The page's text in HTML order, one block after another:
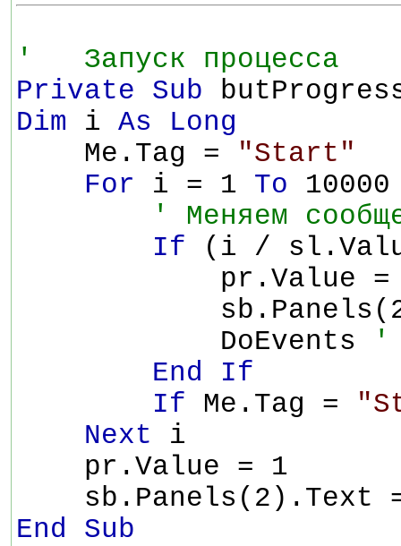
' Запуск процесса
Private Sub
Dim i As Long
Me.Tag =
"Start"
For i = 1 To 10000
' Меняем
If
(i /
pr.Value =
DoEvents
'
End If
If Me.Tag =
Next i
pr.Value = 1
sb.Panels(2).Text
End Sub